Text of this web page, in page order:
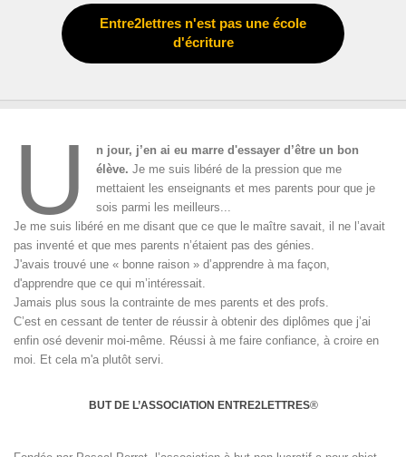
Entre2lettres n'est pas une école
d'écriture
U
n jour, j’en ai eu marre d'essayer d’être un bon
élève.Je me suis libéré de la pression que me
mettaient les enseignants et mes parents pour que je
sois parmi les meilleurs...
Je me suis libéré en me disant que ce que le maître savait, il ne l’avait
pas inventé et que mes parents n’étaient pas des génies.
J'avais trouvé une « bonne raison » d’apprendre à ma façon,
d'apprendre que ce qui m’intéressait.
Jamais plus sous la contrainte de mes parents et des profs.
C’est en cessant de tenter de réussir à obtenir des diplômes que j’ai
enfin osé devenir moi-même. Réussi à me faire confiance, à croire en
moi. Et cela m'a plutôt servi.
BUT DE L’ASSOCIATION ENTRE2LETTRES®